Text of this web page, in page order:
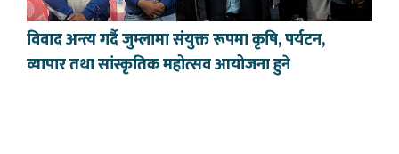
विवाद अन्त्य गर्दै जुम्लामा संयुक्त रूपमा कृषि, पर्यटन,
व्यापार तथा सांस्कृतिक महोत्सव आयोजना हुने